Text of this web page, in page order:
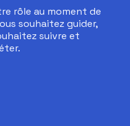
rôle au moment de
souhaitez guider,
suivre et